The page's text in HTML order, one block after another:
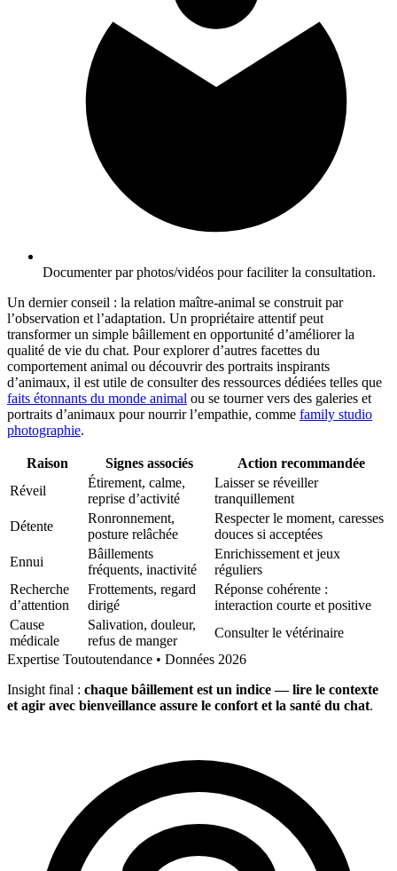
Documenter par photos/vidéos pour faciliter la consultation.
Un dernier conseil : la relation maître-animal se construit par
l’observation et l’adaptation. Un propriétaire attentif peut
transformer un simple bâillement en opportunité d’améliorer la
qualité de vie du chat. Pour explorer d’autres facettes du
comportement animal ou découvrir des portraits inspirants
d’animaux, il est utile de consulter des ressources dédiées telles que
faits étonnants du monde animal ou se tourner vers des galeries et
portraits d’animaux pour nourrir l’empathie, comme family studio
photographie.
Raison Signes associés
Action recommandée
Réveil
Étirement, calme,
reprise d’activité
Laisser se réveiller
tranquillement
Détente
Ronronnement,
posture relâchée
Respecter le moment, caresses
douces si acceptées
Ennui
Bâillements
fréquents, inactivité
Enrichissement et jeux
réguliers
Recherche
d’attention
Frottements, regard
dirigé
Réponse cohérente :
interaction courte et positive
Cause
médicale
Salivation, douleur,
refus de manger
Consulter le vétérinaire
Expertise Toutoutendance • Données 2026
Insight final : chaque bâillement est un indice — lire le contexte
et agir avec bienveillance assure le confort et la santé du chat.